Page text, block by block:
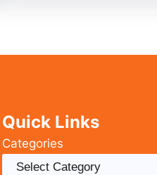
Quick Links
Categories